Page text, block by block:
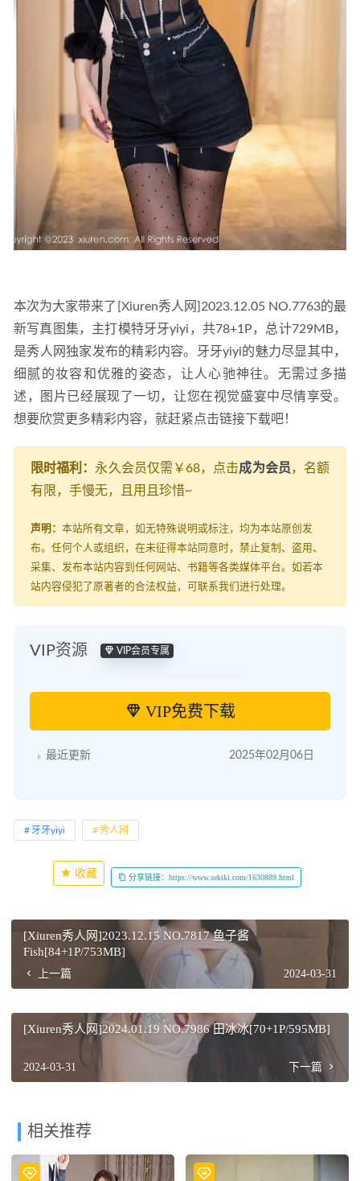
本次为大家带来了[Xiuren秀人网]2023.12.05 NO.7763的最
新写真图集，主打模特牙牙yiyi，共78+1P，总计729MB，
是秀人网独家发布的精彩内容。牙牙yiyi的魅力尽显其中，
细腻的妆容和优雅的姿态，让人心驰神往。无需过多描
述，图片已经展现了一切，让您在视觉盛宴中尽情享受。
想要欣赏更多精彩内容，就赶紧点击链接下载吧！
限时福利： 永久会员仅需￥68，点击成为会员，名额
有限，手慢无，且用且珍惜~
声明： 本站所有文章，如无特殊说明或标注，均为本站原创发
布。任何个人或组织，在未征得本站同意时，禁止复制、盗用、
采集、发布本站内容到任何网站、书籍等各类媒体平台。如若本
站内容侵犯了原著者的合法权益，可联系我们进行处理。
VIP资源 VIP会员专属
VIP免费下载
最近更新 2025年02月06日
牙牙yiyi 秀人网
收藏 分享链接：https://www.sekiki.com/1630889.html
[Xiuren秀人网]2023.12.15 NO.7817 鱼子酱
Fish[84+1P/753MB]
上一篇 2024-03-31
[Xiuren秀人网]2024.01.19 NO.7986 田冰冰[70+1P/595MB]
2024-03-31 下一篇
相关推荐